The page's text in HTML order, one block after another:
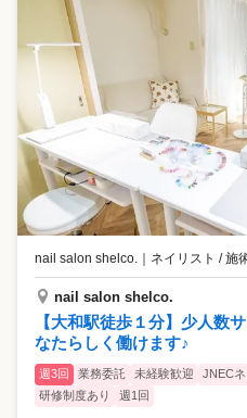
nail salon shelco. ｜ ネイリスト / 施
nail salon shelco.
【大和駅徒歩１分】少人数
なたらしく働けます♪
週3回 業務委託 未経験歓迎
JNECネ
研修制度あり
週1回